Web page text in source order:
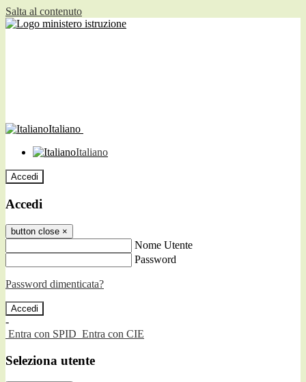
Salta al contenuto
Italiano
Italiano
Accedi
Accedi
button close ×
Nome Utente
Password
Password dimenticata?
-
Entra con SPID Entra con CIE
Seleziona utente